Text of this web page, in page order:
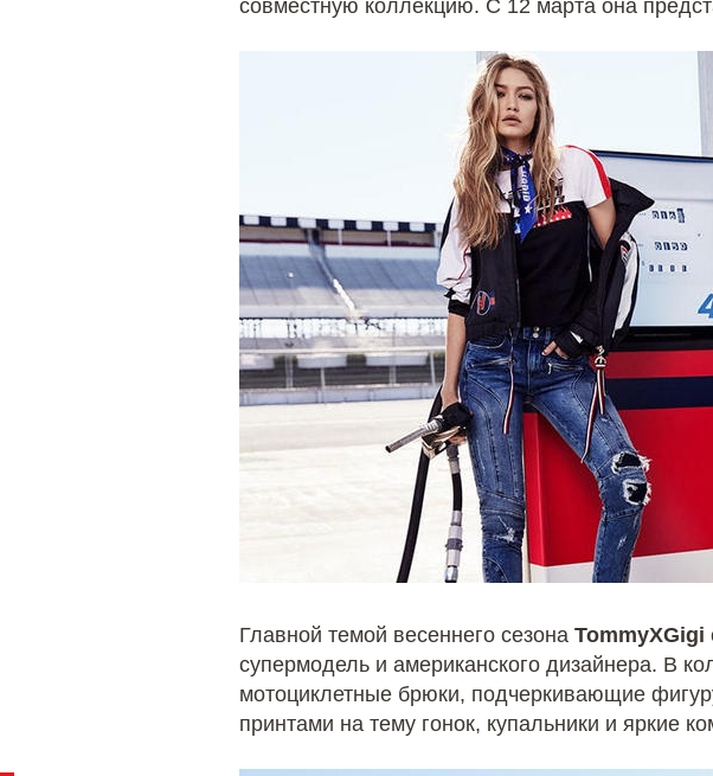
совместную коллекцию. С 12 марта она
Главной темой весеннего сезона TommyXGigi
супермодель и американского дизайнера. В
мотоциклетные брюки, подчеркивающие
принтами на тему гонок, купальники и яркие